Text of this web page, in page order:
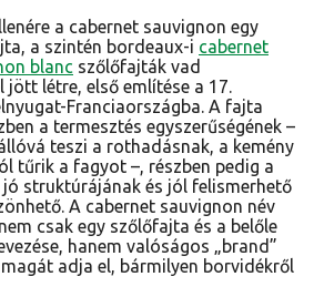
a cabernet sauvignon egy
a szintén bordeaux-i cabernet
blanc szőlőfajták vad
jött létre, első említése a 17.
Franciaországba. A fajta
a termesztés egyszerűségének –
teszi a rothadásnak, a kemény
tűrik a fagyot –, részben pedig a
jó struktúrájának és jól felismerhető
A cabernet sauvignon név
csak egy szőlőfajta és a belőle
hanem valóságos „brand”
adja el, bármilyen borvidékről